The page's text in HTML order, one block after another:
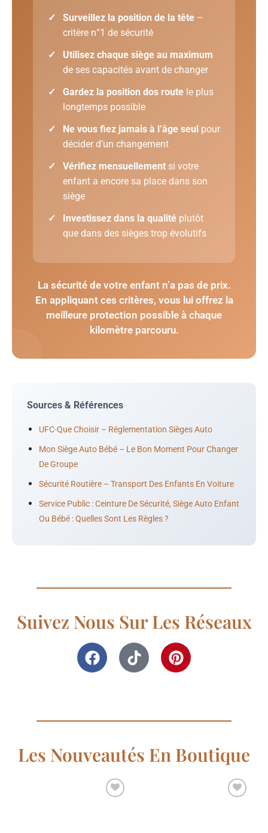
✓ Surveillez la position de la tête –
critère n°1 de sécurité
✓
Utilisez chaque siège au maximum
de ses capacités avant de changer
✓
Gardez la position dos route le plus
longtemps possible
✓
Ne vous fiez jamais à l’âge seul pour
décider d’un changement
✓
Vérifiez mensuellement si votre
enfant a encore sa place dans son
siège
✓
Investissez dans la qualité plutôt
que dans des sièges trop évolutifs
La sécurité de votre enfant n’a pas de prix.
En appliquant ces critères, vous lui offrez la
meilleure protection possible à chaque
kilomètre parcouru.
Sources & Références
UFC-Que Choisir – Réglementation Sièges Auto
Mon Siège Auto Bébé – Le Bon Moment Pour Changer
De Groupe
Sécurité Routière – Transport Des Enfants En Voiture
Service Public : Ceinture De Sécurité, Siège Auto Enfant
Ou Bébé : Quelles Sont Les Règles ?
Suivez Nous Sur Les Réseaux
Les Nouveautés En Boutique